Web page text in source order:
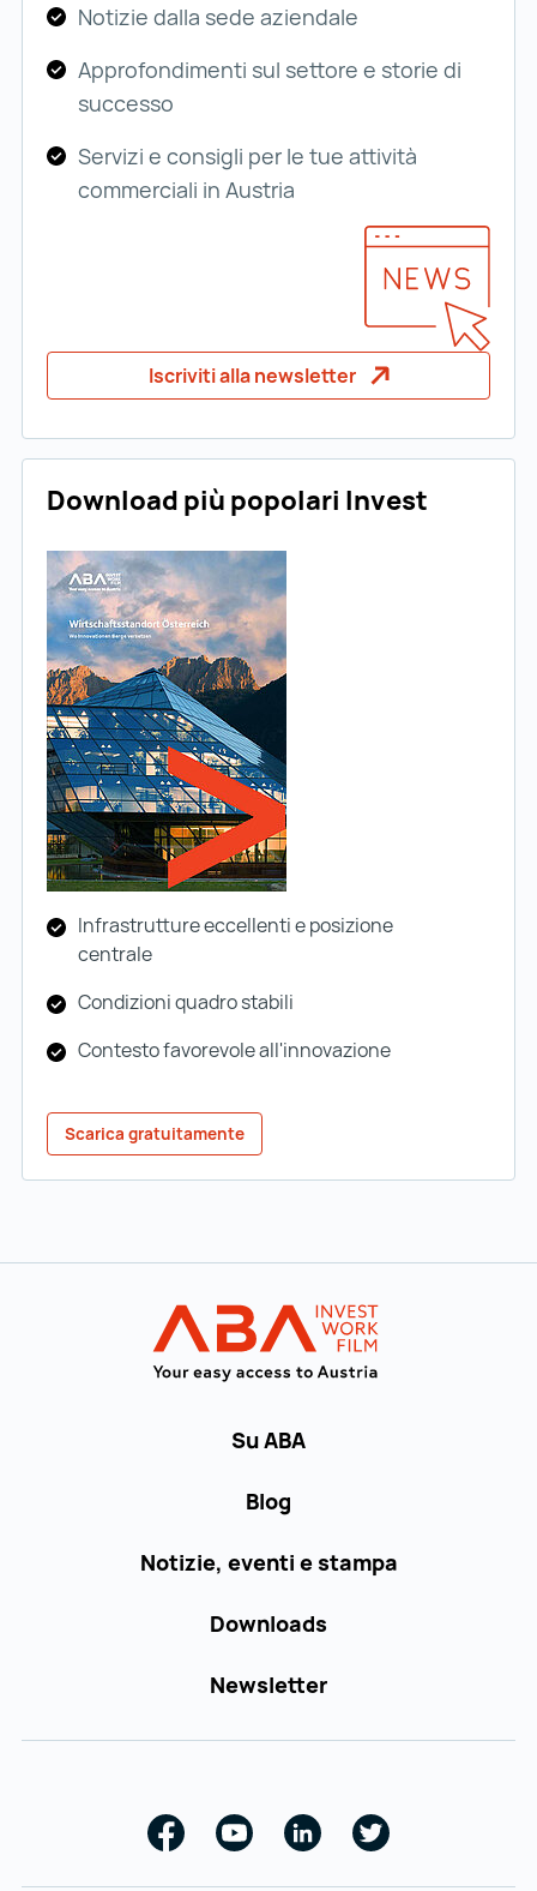
Notizie dalla sede aziendale
Approfondimenti sul settore e storie di
successo
Servizi e consigli per le tue attività
commerciali in Austria
Iscriviti alla newsletter
Download più popolari Invest
Infrastrutture eccellenti e posizione
centrale
Condizioni quadro stabili
Contesto favorevole all'innovazione
Scarica gratuitamente
Su ABA
Blog
Notizie, eventi e stampa
Downloads
Newsletter
Facebook
Youtube
Linkedin
Twitter